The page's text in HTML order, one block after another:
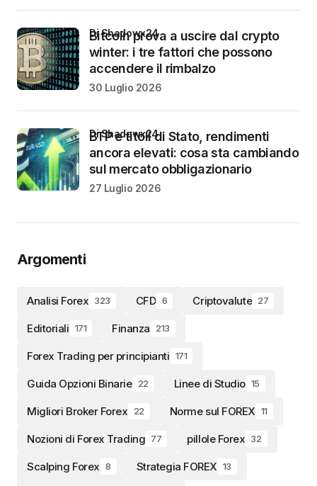
Bitcoin prova a uscire dal crypto
winter: i tre fattori che possono
accendere il rimbalzo
di Shadowx24
30 Luglio 2026
BTP e titoli di Stato, rendimenti
ancora elevati: cosa sta cambiando
sul mercato obbligazionario
di Shadowx24
27 Luglio 2026
Argomenti
Analisi Forex 323 CFD 6 Criptovalute 27
Editoriali 171 Finanza 213
Forex Trading per principianti 171
Guida Opzioni Binarie 22 Linee di Studio 15
Migliori Broker Forex 22 Norme sul FOREX 11
Nozioni di Forex Trading 77 pillole Forex 32
Scalping Forex 8 Strategia FOREX 13